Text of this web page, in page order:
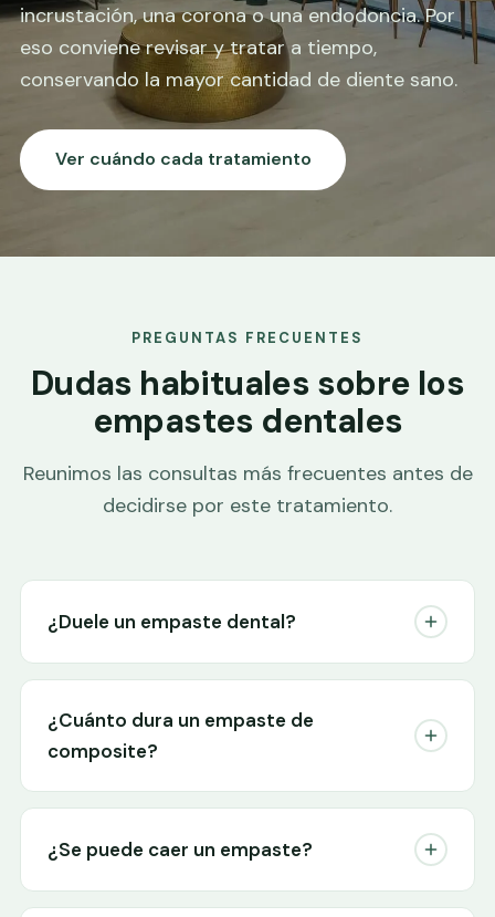
incrustación, una corona o una endodoncia. Por
eso conviene revisar y tratar a tiempo,
conservando la mayor cantidad de diente sano.
Ver cuándo cada tratamiento
PREGUNTAS FRECUENTES
Dudas habituales sobre los
empastes dentales
Reunimos las consultas más frecuentes antes de
decidirse por este tratamiento.
¿Duele un empaste dental?
¿Cuánto dura un empaste de
composite?
¿Se puede caer un empaste?